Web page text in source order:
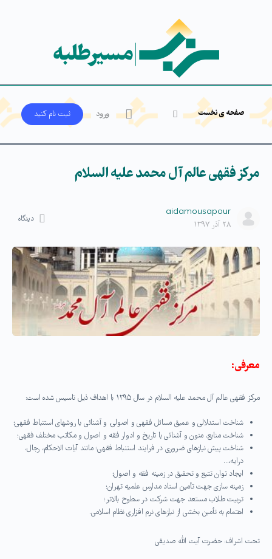
صفحه ی نخست ورود ثبت‌ نام کنید
مرکز فقهی عالم آل محمد علیه السلام
aidamousapour
۲۸ آذر ۱۳۹۷
دیدگاه
معرفی:
مرکز فقهی عالم آل محمد علیه السلام در سال ۱۳۹۵ با اهداف ذیل تاسیس شده است:
شناخت استدلالی و عمیق مسائل فقهی و اصولی، و آشنائی با روشهای استنباط فقهی؛
شناخت منابع، متون و آشنائی با تاریخ و ادوار فقه و اصول و مکاتب مختلف فقهی؛
شناخت پیش نیازهای ضروری در فرایند استنباط فقهی؛ مانند آیات الاحکام، رجال،
درایه،…
ایجاد توان تتبع و تحقیق در زمینه فقه و اصول؛
زمینه سازی جهت تأمین استاد مدارس علمیه تهران؛
تربیت طلاب مستعد جهت شرکت در سطوح بالاتر؛
اهتمام به تأمین بخشی از نیازهای نرم افزاری نظام اسلامی.
تحت اشراف: حضرت آیت الله صدیقی